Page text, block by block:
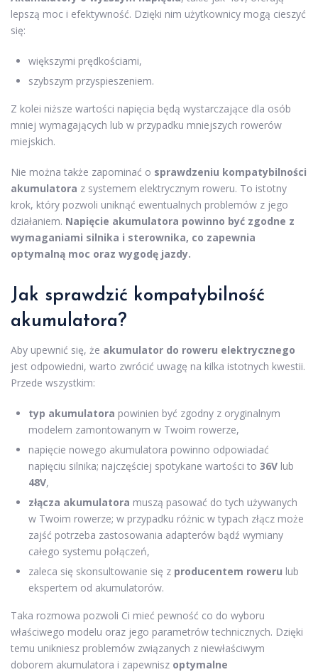
lepszą moc i efektywność. Dzięki nim użytkownicy mogą cieszyć
się:
większymi prędkościami,
szybszym przyspieszeniem.
Z kolei niższe wartości napięcia będą wystarczające dla osób
mniej wymagających lub w przypadku mniejszych rowerów
miejskich.
Nie można także zapominać o sprawdzeniu kompatybilności
akumulatora z systemem elektrycznym roweru. To istotny
krok, który pozwoli uniknąć ewentualnych problemów z jego
działaniem. Napięcie akumulatora powinno być zgodne z
wymaganiami silnika i sterownika, co zapewnia
optymalną moc oraz wygodę jazdy.
Jak sprawdzić kompatybilność
akumulatora?
Aby upewnić się, że akumulator do roweru elektrycznego
jest odpowiedni, warto zwrócić uwagę na kilka istotnych kwestii.
Przede wszystkim:
typ akumulatora powinien być zgodny z oryginalnym
modelem zamontowanym w Twoim rowerze,
napięcie nowego akumulatora powinno odpowiadać
napięciu silnika; najczęściej spotykane wartości to 36V lub
48V,
złącza akumulatora muszą pasować do tych używanych
w Twoim rowerze; w przypadku różnic w typach złącz może
zajść potrzeba zastosowania adapterów bądź wymiany
całego systemu połączeń,
zaleca się skonsultowanie się z producentem roweru lub
ekspertem od akumulatorów.
Taka rozmowa pozwoli Ci mieć pewność co do wyboru
właściwego modelu oraz jego parametrów technicznych. Dzięki
temu unikniesz problemów związanych z niewłaściwym
doborem akumulatora i zapewnisz optymalne